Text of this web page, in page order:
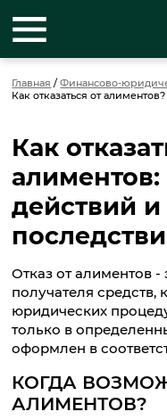
Главная /Финансово-
Как отказаться от алиментов?
Как
действий
Отказ от алиментов
получателя средств,
юридических
только в
оформлен в
КОГДА
АЛИМЕНТОВ?